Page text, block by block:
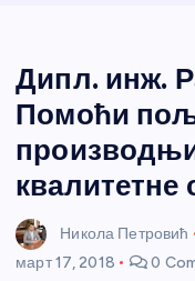
Дипл. инж.
Помоћи
квалитетне
Никола Петровић
март 17, 2018
0